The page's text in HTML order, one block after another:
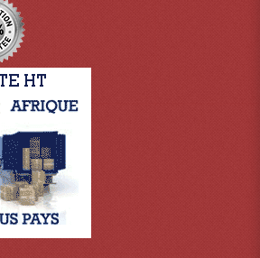
Platine Disque. Lecteurs CD
Consoles T. Mixages
CDs Et Disques Vinyls
Case Pour Contrôleur DJ
Case Pour La Lumière
Flight Multi-Usage